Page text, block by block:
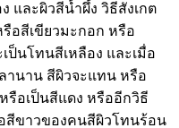
และผิวสีน้ำผึ้ง วิธีสังเกต
รือสีเขียวมะกอก หรือ
ป็นโทนสีเหลือง และเมื่อ
านาน สีผิวจะแทน หรือ
รือเป็นสีแดง หรืออีกวิธี
สีขาวของคนสีผิวโทนร้อน